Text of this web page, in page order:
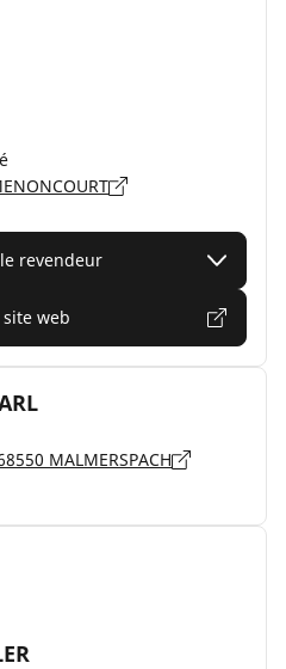
revendeur
web
MALMERSPACH